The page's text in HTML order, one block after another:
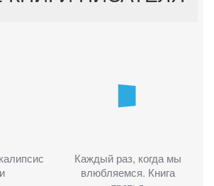
Каждый раз, когда мы
влюбляемся. Книга